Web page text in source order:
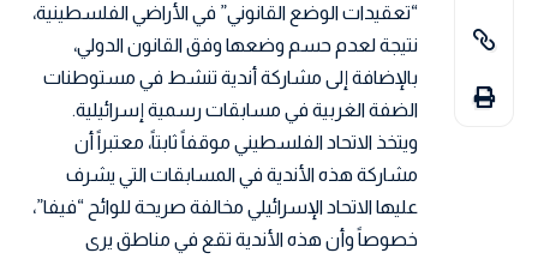
“تعقيدات الوضع القانوني” في الأراضي الفلسطينية،
نتيجة لعدم حسم وضعها وفق القانون الدولي،
بالإضافة إلى مشاركة أندية تنشط في مستوطنات
الضفة الغربية في مسابقات رسمية إسرائيلية.
ويتخذ الاتحاد الفلسطيني موقفاً ثابتاً، معتبراً أن
مشاركة هذه الأندية في المسابقات التي يشرف
عليها الاتحاد الإسرائيلي مخالفة صريحة للوائح “فيفا”،
خصوصاً وأن هذه الأندية تقع في مناطق يرى